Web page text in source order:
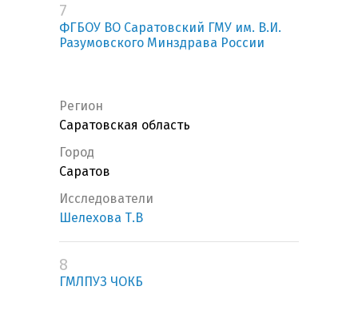
7
ФГБОУ ВО Саратовский ГМУ им. В.И.
Разумовского Минздрава России
Регион
Саратовская область
Город
Саратов
Исследователи
Шелехова Т.В
8
ГМЛПУЗ ЧОКБ